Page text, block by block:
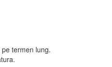
termen lung.